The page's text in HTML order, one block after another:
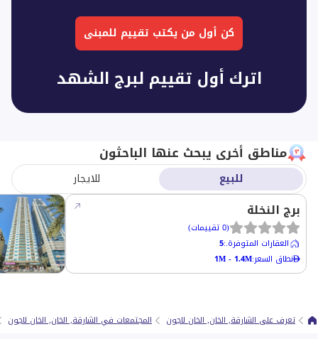
كن أول من يكتب تقييم للمبنى
اترك أول تقييم لبرج الشهد
مناطق أخرى يبحث عنها الباحثون
للبيع للايجار
برج النخلة
(
0تقييمات)
العقارات المتوفرة.:
5
نطاق السعر:
1M - 1.4M
تعرف على الشارقة, الخان, الخان لاجون المجتمعات في الشارقة, الخان, الخان لاجون